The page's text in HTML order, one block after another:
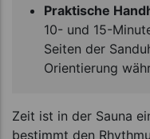
Praktische
10- und 15-
Seiten der
Orientierung
Zeit ist in der Sauna
bestimmt den